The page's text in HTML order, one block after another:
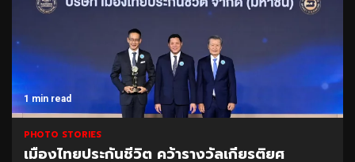
1 min read
PHOTO STORIES
เมืองไทยประกันชีวิต คว้ารางวัลเกียรติยศ